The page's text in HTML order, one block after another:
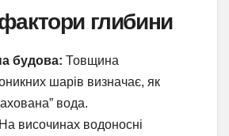
глибини
будова: Товщина
шарів визначає, як
вода.
На височинах водоносні